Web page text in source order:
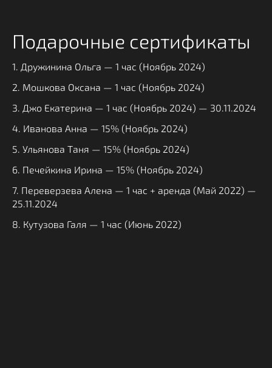
Подарочные сертификаты
1. Дружинина Ольга — 1 час (Ноябрь 2024)
2. Мошкова Оксана — 1 час (Ноябрь 2024)
3. Джо Екатерина — 1 час (Ноябрь 2024) — 30.11.2024
4. Иванова Анна — 15% (Ноябрь 2024)
5. Ульянова Таня — 15% (Ноябрь 2024)
6. Печейкина Ирина — 15% (Ноябрь 2024)
7. Переверзева Алена — 1 час + аренда (Май 2022) —
25.11.2024
8. Кутузова Галя — 1 час (Июнь 2022)